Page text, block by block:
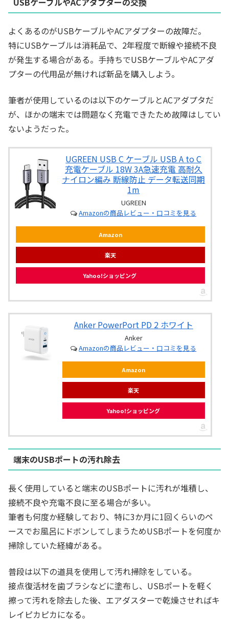
よくあるのがUSBケーブルやACアダプターの故障だ。
特にUSBケーブルは消耗品で、2年程度で断線や接続不良
が発生する場合がある。手持ちでUSBケーブルやACアダ
プターの代用品が無ければ新品を購入しよう。
筆者が使用しているのは以下のケーブルとACアダプタだ
が、ほかの端末では問題なく充電できたため故障はしてい
ないようだった。
UGREEN USB C ケーブル USB A to C
充電ケーブル 18W 3A急速充電 高耐久
ナイロン編み 断線防止 データ転送同期
1m
UGREEN
Amazonの商品レビュー・口コミを見る
Amazon
楽天
Yahoo!ショッピング
Anker PowerPort PD 2 ホワイト
Anker
Amazonの商品レビュー・口コミを見る
Amazon
楽天
Yahoo!ショッピング
端末のUSBポートの汚れ除去
長く使用していると端末のUSBポートに汚れが堆積し、
接続不良や充電不良に至る場合が多い。
筆者も何度か経験しており、特に3か月に1回くらいのペ
ースでお風呂にドボンしてしまうためUSBポートを何度か
掃除していた経緯がある。
普段は以下の道具を使用して汚れ掃除をしている。
接点復活材を歯ブラシなどに塗布し、USBポートを軽く
擦って汚れを除去した後、エアダスターで乾燥させればキ
レイピカピカになる。